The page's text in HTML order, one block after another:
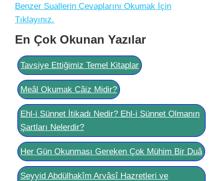
Benzer Suallerin Cevaplarını Okumak İçin
Tıklayınız.
En Çok Okunan Yazılar
Tavsiye Ettiğimiz Temel Kitaplar
Meâl Okumak Câiz Midir?
Ehl-i Sünnet İtikadı Nedir? Ehl-i Sünnet Olmanın
Şartları Nelerdir?
Her Gün Okunması Gereken Çok Mühim Bir Duâ
Seyyid Abdülhakîm Arvâsî Hazretleri ve